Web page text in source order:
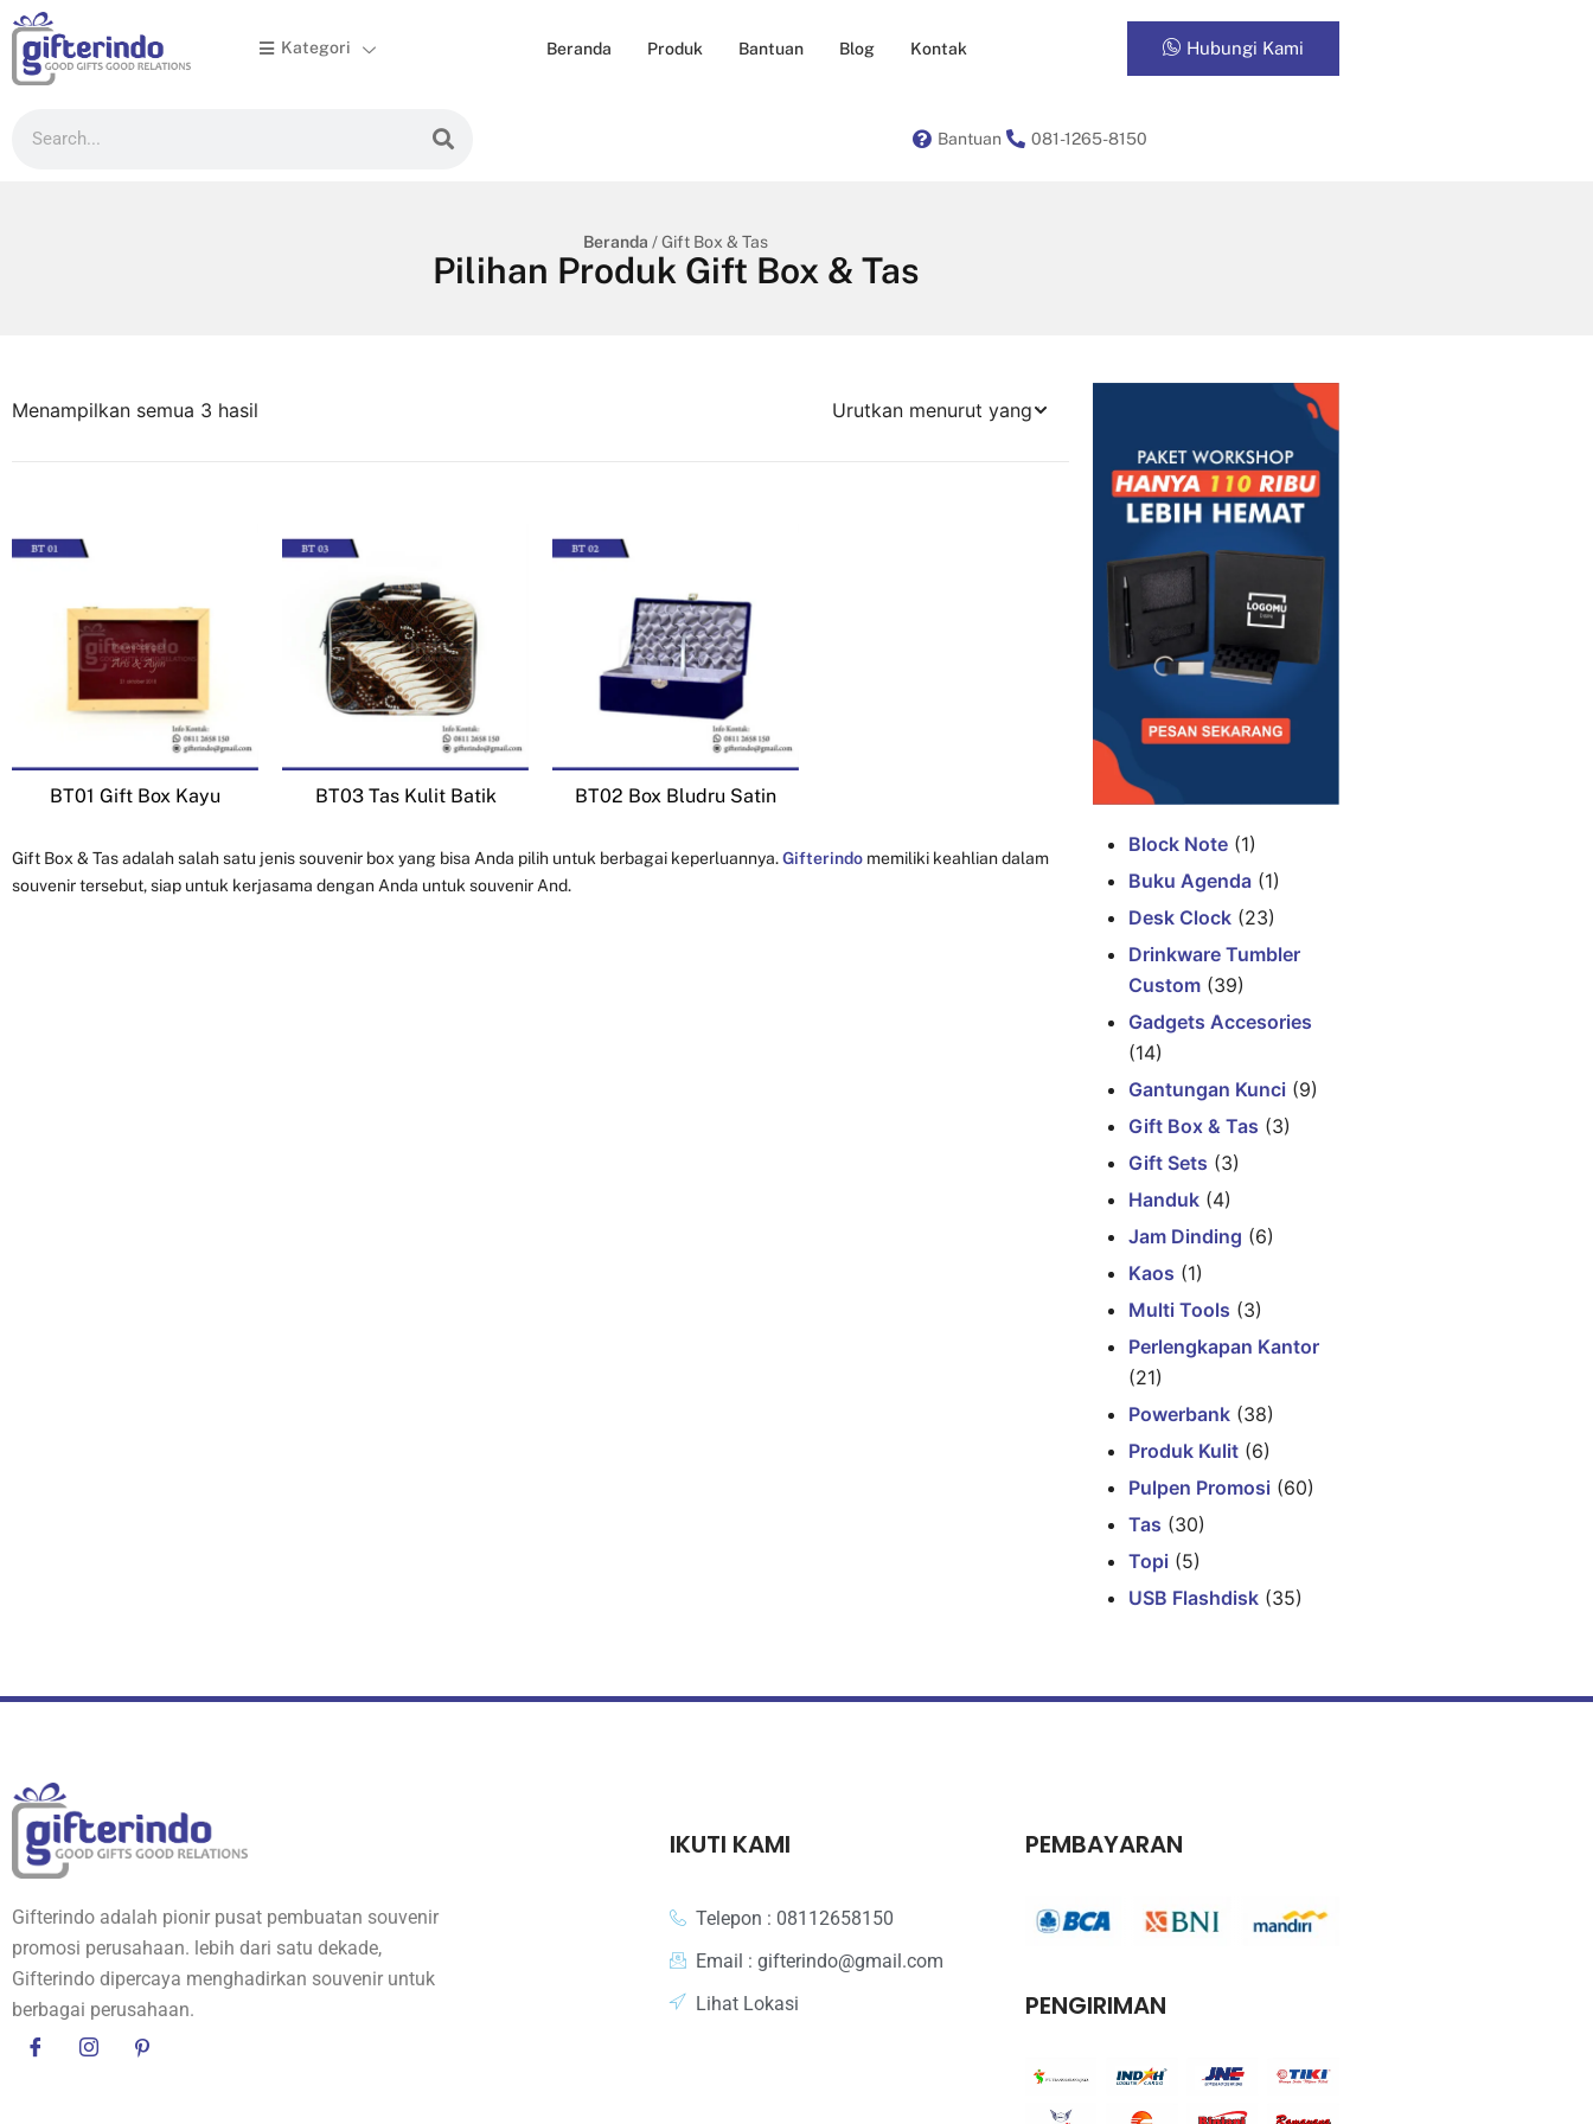
 Kategori Beranda Produk Bantuan Blog Kontak Hubungi Kami
Bantuan 081-1265-8150
Beranda / Gift Box & Tas
Pilihan Produk Gift Box & Tas
Menampilkan semua 3 hasil
BT01 Gift Box Kayu BT03 Tas Kulit Batik BT02 Box Bludru Satin
Gift Box & Tas adalah salah satu jenis souvenir box yang bisa Anda pilih untuk berbagai keperluannya.Gifterindo memiliki keahlian dalam
souvenir tersebut, siap untuk kerjasama dengan Anda untuk souvenir And.
Block Note (1)
Buku Agenda (1)
Desk Clock (23)
Drinkware Tumbler
Custom (39)
Gadgets Accesories
(14)
Gantungan Kunci (9)
Gift Box & Tas (3)
Gift Sets (3)
Handuk (4)
Jam Dinding (6)
Kaos (1)
Multi Tools (3)
Perlengkapan Kantor
(21)
Powerbank (38)
Produk Kulit (6)
Pulpen Promosi (60)
Tas (30)
Topi (5)
USB Flashdisk (35)
Gifterindo adalah pionir pusat pembuatan souvenir
promosi perusahaan. lebih dari satu dekade,
Gifterindo dipercaya menghadirkan souvenir untuk
berbagai perusahaan.
IKUTI KAMI
Telepon : 08112658150
Email : gifterindo@gmail.com
Lihat Lokasi
PEMBAYARAN
PENGIRIMAN